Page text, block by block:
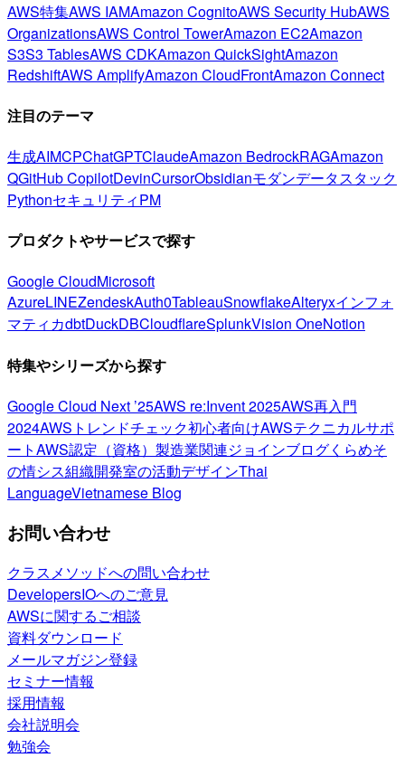
AWS特集AWS IAMAmazon CognitoAWS Security HubAWS
OrganizationsAWS Control TowerAmazon EC2Amazon
S3S3 TablesAWS CDKAmazon QuickSightAmazon
RedshiftAWS AmplifyAmazon CloudFrontAmazon Connect
注目のテーマ
生成AIMCPChatGPTClaudeAmazon BedrockRAGAmazon
QGitHub CopilotDevinCursorObsidianモダンデータスタック
PythonセキュリティPM
プロダクトやサービスで探す
Google CloudMicrosoft
AzureLINEZendeskAuth0TableauSnowflakeAlteryxインフォ
マティカdbtDuckDBCloudflareSplunkVision OneNotion
特集やシリーズから探す
Google Cloud Next ’25AWS re:Invent 2025AWS再入門
2024AWSトレンドチェック初心者向けAWSテクニカルサポ
ートAWS認定（資格） 製造業関連ジョインブログくらめそ
の情シス組織開発室の活動デザインThai
LanguageVietnamese Blog
お問い合わせ
クラスメソッドへの問い合わせ
DevelopersIOへのご意見
AWSに関するご相談
資料ダウンロード
メールマガジン登録
セミナー情報
採用情報
会社説明会
勉強会